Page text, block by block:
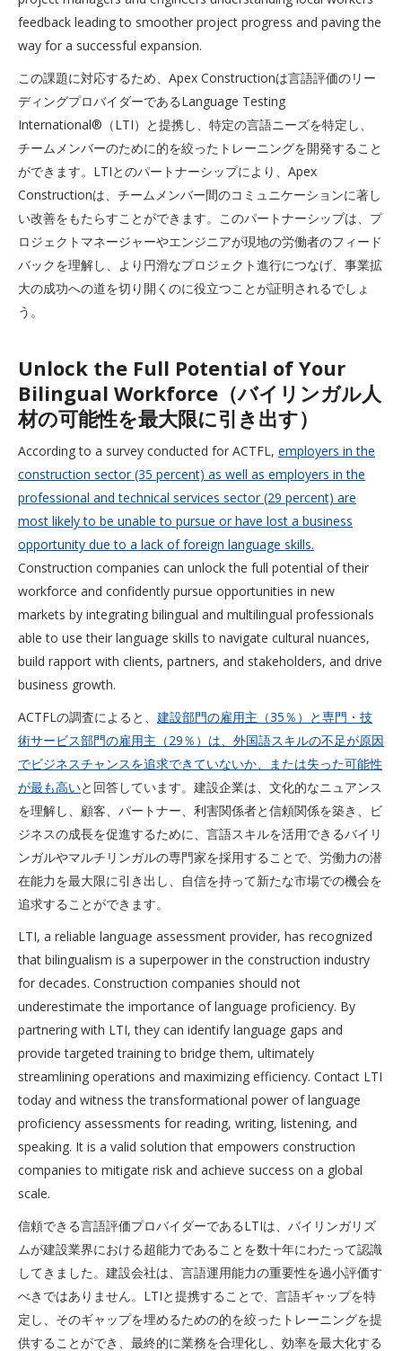
feedback leading to smoother project progress and paving the
way for a successful expansion.
この課題に対応するため、Apex Constructionは言語評価のリー
ディングプロバイダーであるLanguage Testing
International®（LTI）と提携し、特定の言語ニーズを特定し、
チームメンバーのために的を絞ったトレーニングを開発すること
ができます。LTIとのパートナーシップにより、Apex
Constructionは、チームメンバー間のコミュニケーションに著し
い改善をもたらすことができます。このパートナーシップは、プ
ロジェクトマネージャーやエンジニアが現地の労働者のフィード
バックを理解し、より円滑なプロジェクト進行につなげ、事業拡
大の成功への道を切り開くのに役立つことが証明されるでしょ
う。
Unlock the Full Potential of Your
Bilingual Workforce（バイリンガル人
材の可能性を最大限に引き出す）
According to a survey conducted for ACTFL, employers in the
construction sector (35 percent) as well as employers in the
professional and technical services sector (29 percent) are
most likely to be unable to pursue or have lost a business
opportunity due to a lack of foreign language skills.
Construction companies can unlock the full potential of their
workforce and confidently pursue opportunities in new
markets by integrating bilingual and multilingual professionals
able to use their language skills to navigate cultural nuances,
build rapport with clients, partners, and stakeholders, and drive
business growth.
ACTFLの調査によると、 建設部門の雇用主（35％）と専門・技
術サービス部門の雇用主（29％）は、外国語スキルの不足が原因
でビジネスチャンスを追求できていないか、または失った可能性
が最も高いと回答しています。建設企業は、文化的なニュアンス
を理解し、顧客、パートナー、利害関係者と信頼関係を築き、ビ
ジネスの成長を促進するために、言語スキルを活用できるバイリ
ンガルやマルチリンガルの専門家を採用することで、労働力の潜
在能力を最大限に引き出し、自信を持って新たな市場での機会を
追求することができます。
LTI, a reliable language assessment provider, has recognized
that bilingualism is a superpower in the construction industry
for decades. Construction companies should not
underestimate the importance of language proficiency. By
partnering with LTI, they can identify language gaps and
provide targeted training to bridge them, ultimately
streamlining operations and maximizing efficiency. Contact LTI
today and witness the transformational power of language
proficiency assessments for reading, writing, listening, and
speaking. It is a valid solution that empowers construction
companies to mitigate risk and achieve success on a global
scale.
信頼できる言語評価プロバイダーであるLTIは、バイリンガリズ
ムが建設業界における超能力であることを数十年にわたって認識
してきました。建設会社は、言語運用能力の重要性を過小評価す
べきではありません。LTIと提携することで、言語ギャップを特
定し、そのギャップを埋めるための的を絞ったトレーニングを提
供することができ、最終的に業務を合理化し、効率を最大化する